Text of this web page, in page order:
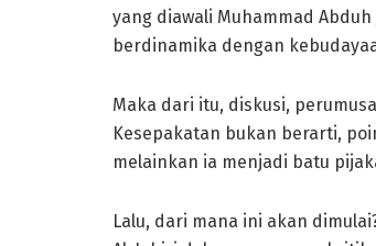
yang diawali Muhammad
berdinamika dengan
Maka dari itu, diskusi,
Kesepakatan bukan berarti,
melainkan ia menjadi batu
Lalu, dari mana ini akan